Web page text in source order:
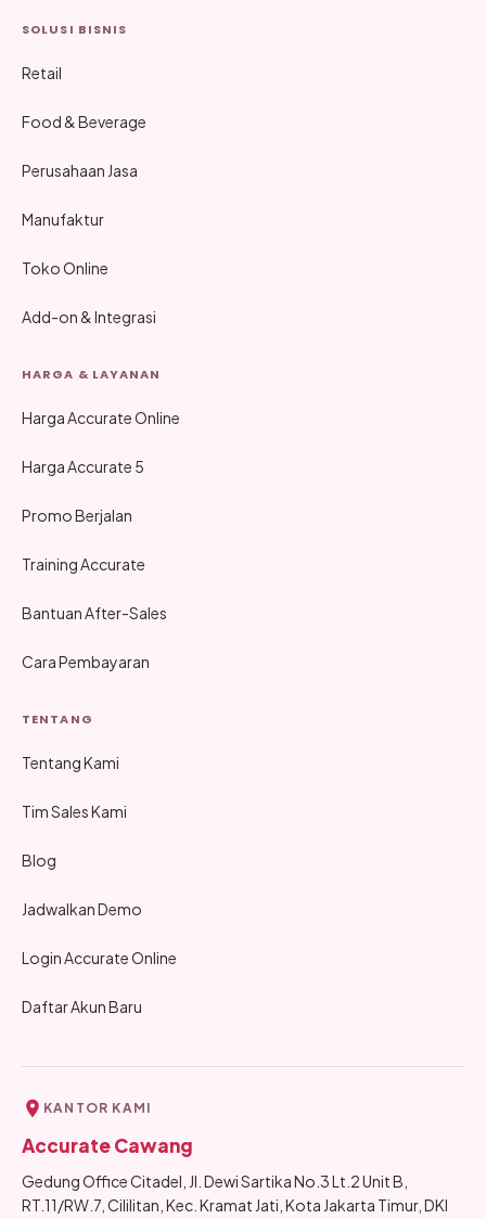
SOLUSI BISNIS
Retail
Food & Beverage
Perusahaan Jasa
Manufaktur
Toko Online
Add-on & Integrasi
HARGA & LAYANAN
Harga Accurate Online
Harga Accurate 5
Promo Berjalan
Training Accurate
Bantuan After-Sales
Cara Pembayaran
TENTANG
Tentang Kami
Tim Sales Kami
Blog
Jadwalkan Demo
Login Accurate Online
Daftar Akun Baru
KANTOR KAMI
Accurate Cawang
Gedung Office Citadel, Jl. Dewi Sartika No.3 Lt.2 Unit B,
RT.11/RW.7, Cililitan, Kec. Kramat Jati, Kota Jakarta Timur, DKI